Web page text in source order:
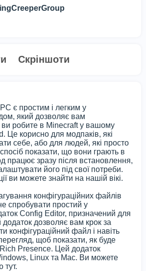
Скріншоти
є простим і легким у
який дозволяє вам
робите в Minecraft у вашому
Це корисно для модпаків, які
себе, або для людей, які просто
показати, що вони грають в
працює зразу після встановлення,
його під свої потреби.
ви можете знайти на нашій вікі.
конфігураційних файлів
спробувати простий у
Config Editor, призначений для
дозволяє вам крок за
конфігураційний файл і навіть
щоб показати, як буде
Presence. Цей додаток
Linux та Mac. Ви можете
тут.